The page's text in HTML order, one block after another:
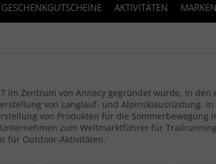
GESCHENKGUTSCHEINE AKTIVITÄTEN MARKEN
im Zentrum von Annecy gegründet wurde. In den
von Langlauf- und Alpinskiausrüstung. In
von Produkten für die Sommerbewegung
zum Weltmarktführer für
für Outdoor-Aktivitäten.